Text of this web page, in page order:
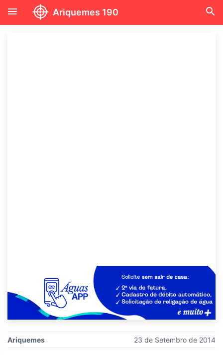
menu Ariquemes 190 search
Ariquemes 23 de Setembro de 2014